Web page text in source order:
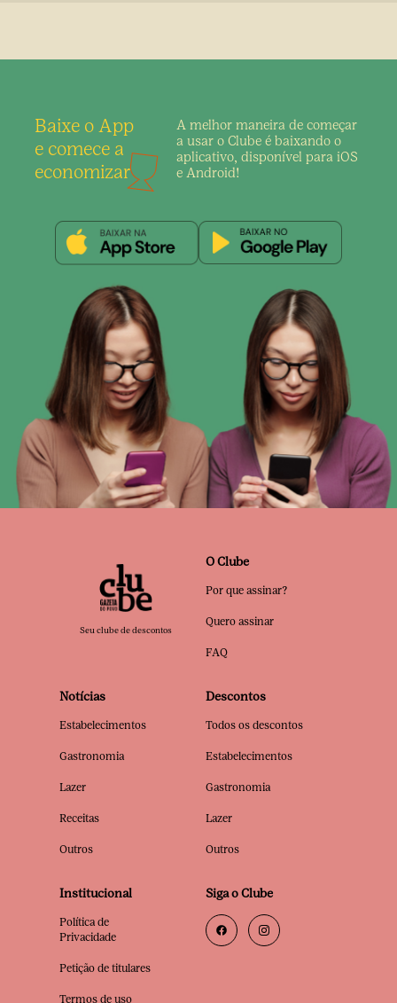
Baixe o App
e comece a
economizar
A melhor maneira de começar
a usar o Clube é baixando o
aplicativo, disponível para iOS
e Android!
Seu clube de descontos
O Clube
Por que assinar?
Quero assinar
FAQ
Notícias
Estabelecimentos
Gastronomia
Lazer
Receitas
Outros
Descontos
Todos os descontos
Estabelecimentos
Gastronomia
Lazer
Outros
Institucional
Política de
Privacidade
Petição de titulares
Termos de uso
Siga o Clube